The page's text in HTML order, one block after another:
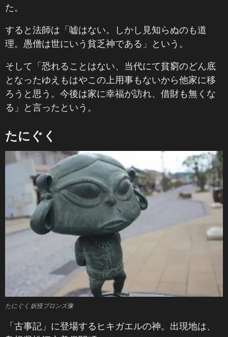
た。
すると法師は「嘘はない。しかし見知らぬのも道
理。愚僧は世にいう貧乏神である」という。
そして「恐れることはない、当代にて貧窮のどん底
となったゆえもはやこの上用事もないから他家に移
ろうと思う。今後は家に幸福が訪れ、借財も無くな
る」と言ったという。
たにぐく
たにぐく 妖怪ブロンズ像
「古事記」に登場するヒキガエルの神。出現地は、